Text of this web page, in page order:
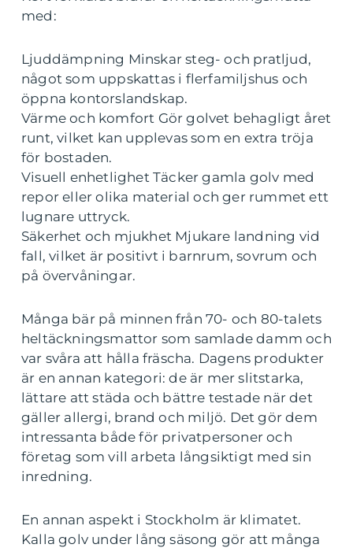
med:
Ljuddämpning Minskar steg- och pratljud,
något som uppskattas i flerfamiljshus och
öppna kontorslandskap.
Värme och komfort Gör golvet behagligt året
runt, vilket kan upplevas som en extra tröja
för bostaden.
Visuell enhetlighet Täcker gamla golv med
repor eller olika material och ger rummet ett
lugnare uttryck.
Säkerhet och mjukhet Mjukare landning vid
fall, vilket är positivt i barnrum, sovrum och
på övervåningar.
Många bär på minnen från 70- och 80-talets
heltäckningsmattor som samlade damm och
var svåra att hålla fräscha. Dagens produkter
är en annan kategori: de är mer slitstarka,
lättare att städa och bättre testade när det
gäller allergi, brand och miljö. Det gör dem
intressanta både för privatpersoner och
företag som vill arbeta långsiktigt med sin
inredning.
En annan aspekt i Stockholm är klimatet.
Kalla golv under lång säsong gör att många